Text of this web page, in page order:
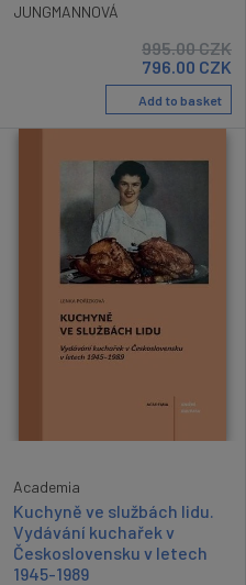
JUNGMANNOVÁ
995.00CZK
796.00 CZK
Add to basket
Academia
Kuchyně ve službách lidu.
Vydávání kuchařek v
Československu v letech
1945-1989